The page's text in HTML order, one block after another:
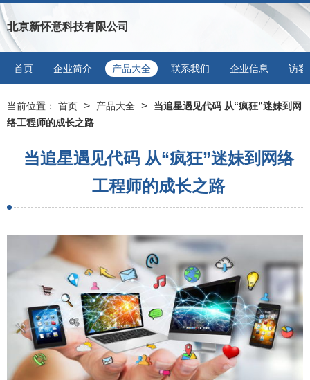
北京新怀意科技有限公司
首页 企业简介 产品大全 联系我们 企业信息 访客
当前位置： 首页 > 产品大全 >
当追星遇见代码 从“疯狂”迷妹到网
络工程师的成长之路
当追星遇见代码 从“疯狂”迷妹到网络
工程师的成长之路